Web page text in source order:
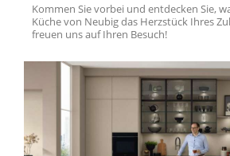
Kommen Sie vorbei und entdecken Sie,
Küche von Neubig das Herzstück Ihres
freuen uns auf Ihren Besuch!